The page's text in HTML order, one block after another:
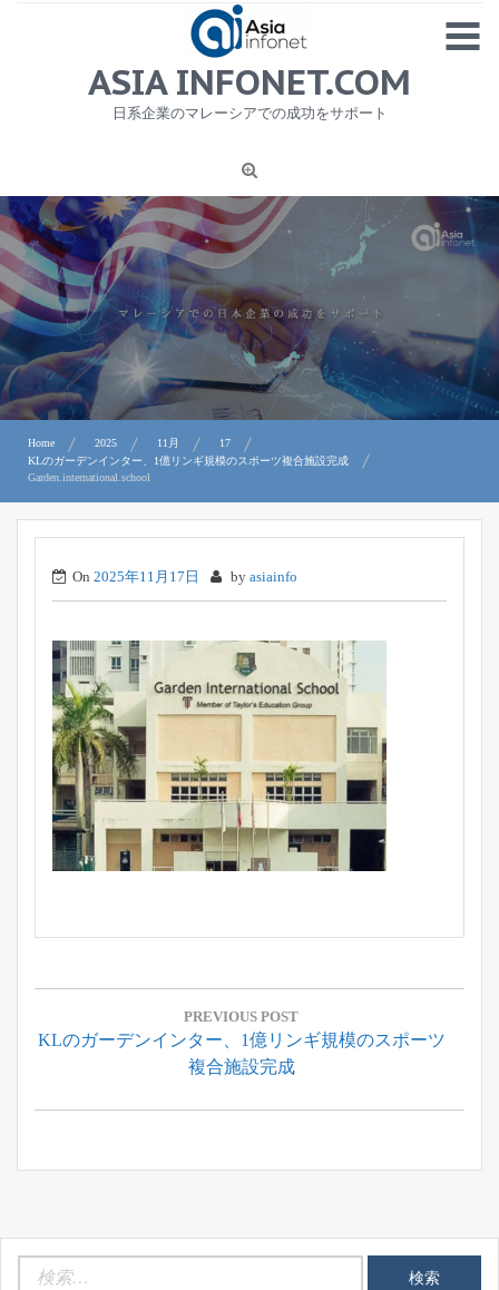
MENU
1
ニュース
労務サービス
プライバシーポリシー及び著作権について
お問合せ
ASIA INFONET.COM
日系企業のマレーシアでの成功をサポート
Home 2025 11月
17
KLのガーデンインター、1億リンギ規模のスポーツ複合施設完成
Garden.international.school
On 2025年11月17日 by asiainfo
投
ナ
ゲ
シ
ン
PREVIOUS POST
Previous
KLのガーデンインター、1億リンギ規模のスポーツ
複合施設完成